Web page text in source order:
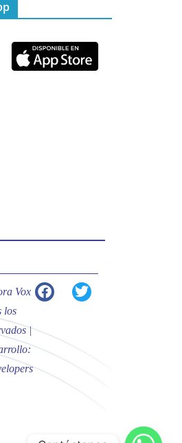
@emisoravoxdei ·
el presbítero
@emisoravoxdei
de vida eterna”
Vox
los
|